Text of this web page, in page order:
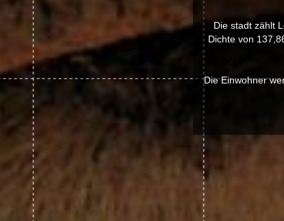
Die stadt zählt
Dichte von
Die Einwohner